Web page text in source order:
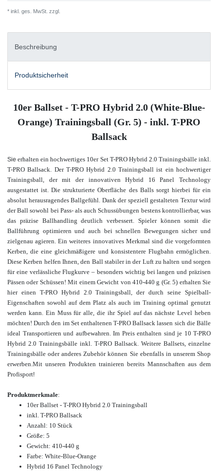
* inkl. ges. MwSt. zzgl.
Beschreibung
Produktsicherheit
10er Ballset - T-PRO Hybrid 2.0 (White-Blue-
Orange) Trainingsball (Gr. 5) - inkl. T-PRO
Ballsack
Sieerhalten ein hochwertiges 10er Set T-PRO Hybrid 2.0 Trainingsbälle inkl.
T-PRO Ballsack. Der T-PRO Hybrid 2.0 Trainingsball ist ein hochwertiger
Trainingsball, der mit der innovativen Hybrid 16 Panel Technology
ausgestattet ist. Die strukturierte Oberfläche des Balls sorgt hierbei für ein
absolut herausragendes Ballgefühl. Dank der speziell gestalteten Textur wird
der Ball sowohl bei Pass- als auch Schussübungen bestens kontrollierbar, was
das präzise Ballhandling deutlich verbessert. Spieler können somit die
Ballführung optimieren und auch bei schnellen Bewegungen sicher und
zielgenau agieren. Ein weiteres innovatives Merkmal sind die vorgeformten
Kerben, die eine gleichmäßigere und konsistentere Flugbahn ermöglichen.
Diese Kerben helfen Ihnen, den Ball stabiler in der Luft zu halten und sorgen
für eine verlässliche Flugkurve – besonders wichtig bei langen und präzisen
Pässen oder Schüssen! Mit einem Gewicht von 410-440 g (Gr. 5) erhalten Sie
hier einen T-PRO Hybrid 2.0 Trainingsball, der durch seine Spielball-
Eigenschaften sowohl auf dem Platz als auch im Training optimal genutzt
werden kann. Ein Muss für alle, die ihr Spiel auf das nächste Level heben
möchten! Durch den im Set enthaltenen T-PRO Ballsack lassen sich die Bälle
ideal Transportieren und aufbewahren. Im Preis enthalten sind je 10 T-PRO
Hybrid 2.0 Trainingsbälle inkl. T-PRO Ballsack. Weitere Ballsets, einzelne
Trainingsbälle oder anderes Zubehör können Sie ebenfalls in unserem Shop
erwerben.Mit unseren Produkten trainieren bereits Mannschaften aus dem
Profisport!
Produktmerkmale:
10er Ballset - T-PRO Hybrid 2.0 Trainingsball
inkl. T-PRO Ballsack
Anzahl: 10 Stück
Größe: 5
Gewicht: 410-440 g
Farbe: White-Blue-Orange
Hybrid 16 Panel Technology